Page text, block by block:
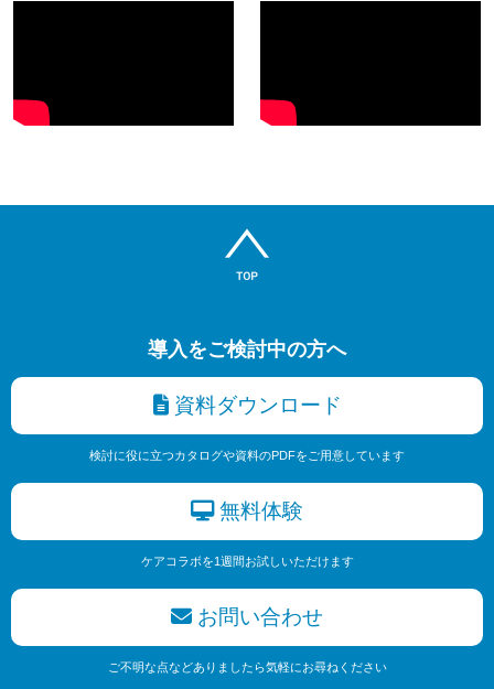
導入をご検討中の方へ
資料ダウンロード
検討に役に立つカタログや資料のPDFをご用意しています
無料体験
ケアコラボを1週間お試しいただけます
お問い合わせ
ご不明な点などありましたら気軽にお尋ねください